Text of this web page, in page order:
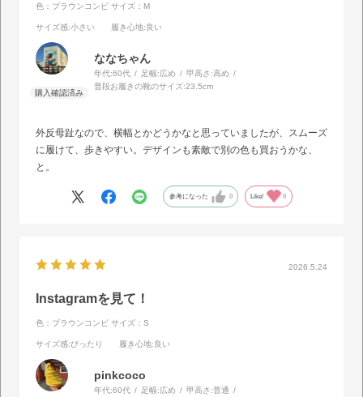
色：ブラウンコンビ サイズ：M
サイズ感:小さい 履き心地:良い
ななちゃん
年代:60代 足幅:広め 甲高さ:高め
普段お履きの靴のサイズ:23.5cm
外反母趾なので、横幅とかどうかなと思っていましたが、スムーズ
に履けて、歩きやすい。デザインも素敵で別の色も買おうかな、
と。
参考になった 0 Like! 0
2026.5.24
Instagramを見て！
色：ブラウンコンビ サイズ：S
サイズ感:ぴったり 履き心地:良い
pinkcoco
年代:60代 足幅:広め 甲高さ:普通